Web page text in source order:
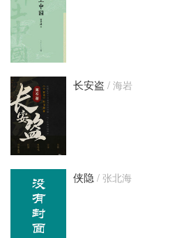
长安盗 / 海岩
侠隐 / 张北海